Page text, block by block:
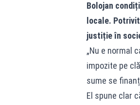
Bolojan
locale.
justiție în
„Nu e normal
impozite pe
sume se
El spune clar